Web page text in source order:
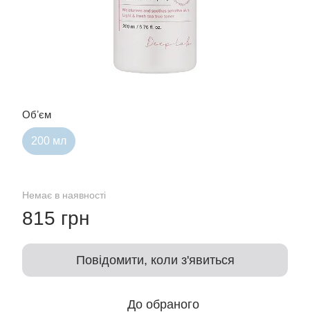
Обʼєм
200 мл
Немає в наявності
815 грн
Повідомити, коли з'явиться
До обраного